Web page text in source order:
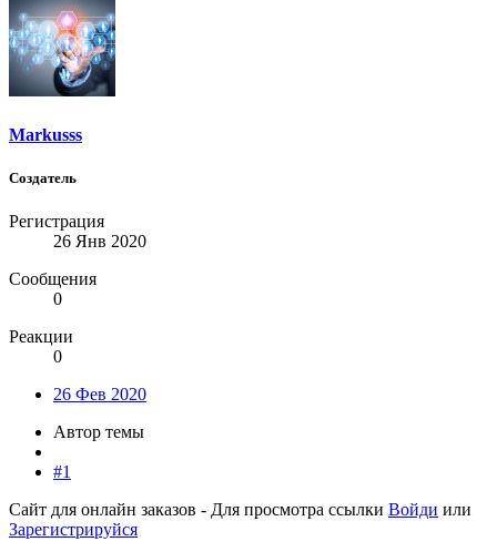
Markusss
Создатель
Регистрация
26 Янв 2020
Сообщения
0
Реакции
0
26 Фев 2020
Автор темы
#1
Сайт для онлайн заказов - Для просмотра ссылки Войди или
Зарегистрируйся